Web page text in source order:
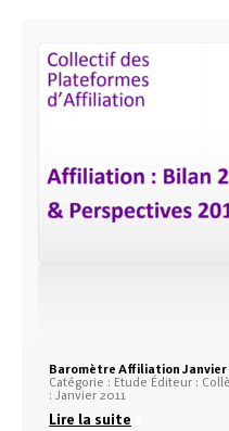
Baromètre Affiliation Janvier
Catégorie : Etude Éditeur :
: Janvier 2011
Lire la suite